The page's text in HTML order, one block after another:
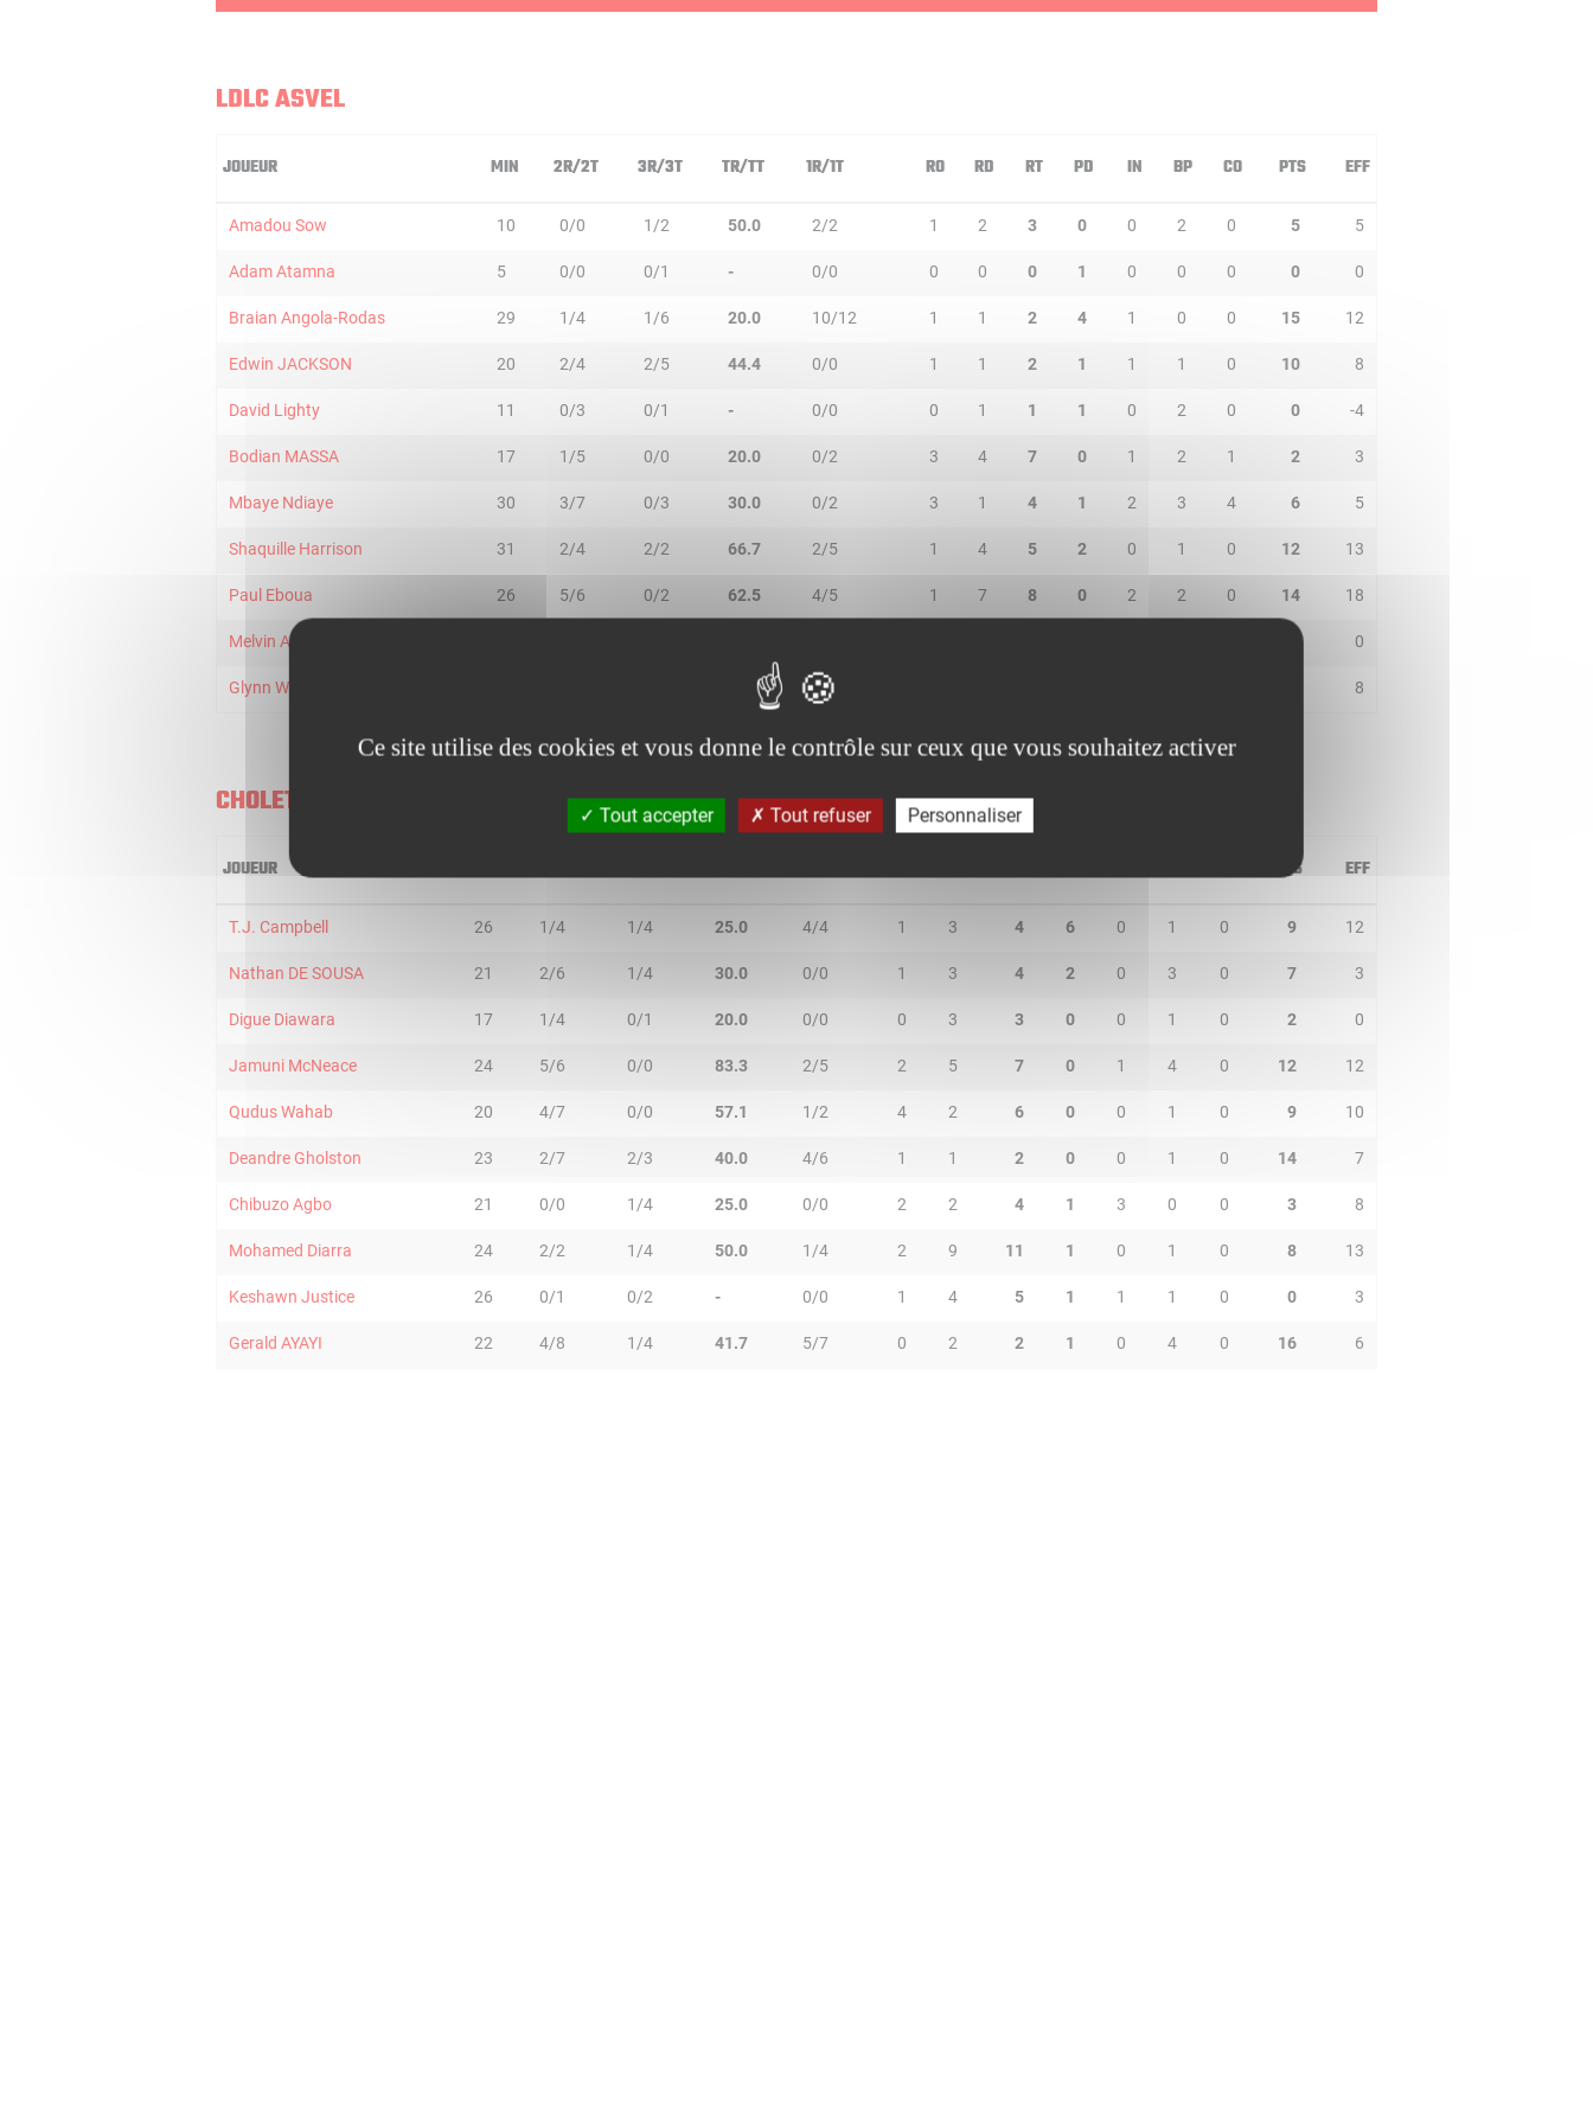
LDLC ASVEL
JOUEUR MIN 2R/2T 3R/3T TR/TT 1R/1T RO RD RT PD IN BP CO PTS EFF
Amadou Sow 10 0/0 1/2 50.0 2/2 1 2 3 0 0 2 0 5 5
Adam Atamna 5 0/0 0/1 - 0/0 0 0 0 1 0 0 0 0 0
Braian Angola-Rodas 29 1/4 1/6 20.0 10/12 1 1 2 4 1 0 0 15 12
Edwin JACKSON 20 2/4 2/5 44.4 0/0 1 1 2 1 1 1 0 10 8
David Lighty 11 0/3 0/1 - 0/0 0 1 1 1 0 2 0 0 -4
Bodian MASSA 17 1/5 0/0 20.0 0/2 3 4 7 0 1 2 1 2 3
Mbaye Ndiaye 30 3/7 0/3 30.0 0/2 3 1 4 1 2 3 4 6 5
Shaquille Harrison 31 2/4 2/2 66.7 2/5 1 4 5 2 0 1 0 12 13
Paul Eboua 26 5/6 0/2 62.5 4/5 1 7 8 0 2 2 0 14 18
Melvin Ajinça 0
Glynn Watson Jr 20.0 6/6 8
CHOLET BASKET
JOUEUR PTS EFF
T.J. Campbell 26 1/4 1/4 25.0 4/4 1 3 4 6 0 1 0 9 12
Nathan DE SOUSA 21 2/6 1/4 30.0 0/0 1 3 4 2 0 3 0 7 3
Digue Diawara 17 1/4 0/1 20.0 0/0 0 3 3 0 0 1 0 2 0
Jamuni McNeace 24 5/6 0/0 83.3 2/5 2 5 7 0 1 4 0 12 12
Qudus Wahab 20 4/7 0/0 57.1 1/2 4 2 6 0 0 1 0 9 10
Deandre Gholston 23 2/7 2/3 40.0 4/6 1 1 2 0 0 1 0 14 7
Chibuzo Agbo 21 0/0 1/4 25.0 0/0 2 2 4 1 3 0 0 3 8
Mohamed Diarra 24 2/2 1/4 50.0 1/4 2 9 11 1 0 1 0 8 13
Keshawn Justice 26 0/1 0/2 - 0/0 1 4 5 1 1 1 0 0 3
Gerald AYAYI 22 4/8 1/4 41.7 5/7 0 2 2 1 0 4 0 16 6
Ce site utilise des cookies et vous donne le contrôle sur ceux que vous souhaitez activer
Tout accepter Tout refuser Personnaliser